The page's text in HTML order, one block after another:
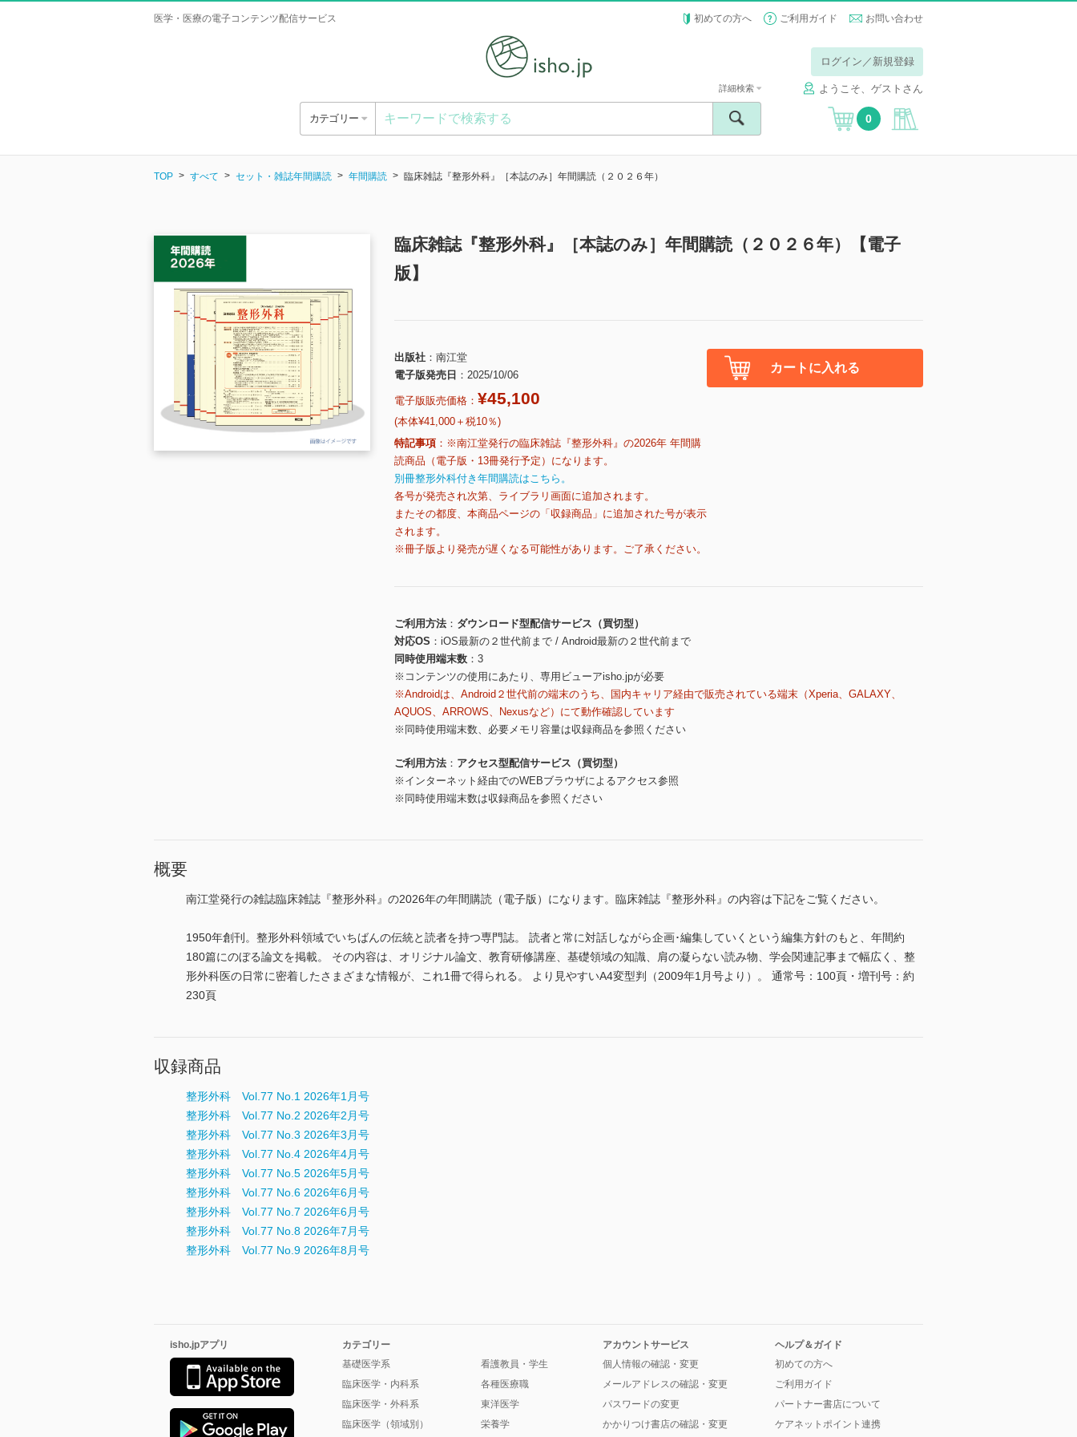
医学・医療の電子コンテンツ配信サービス 初めての方へ ご利用ガイド お問い合わせ
ログイン／新規登録
ようこそ、ゲストさん
カテゴリー
詳細検索
0
TOP すべて セット・雑誌年間購読 年間購読 臨床雑誌『整形外科』［本誌のみ］年間購読（２０２６年）
臨床雑誌『整形外科』［本誌のみ］年間購読（２０２６年）【電子
版】
出版社
南江堂
電子版発売日
2025/10/06
電子版販売価格： ¥45,100
(本体¥41,000＋税10％)
特記事項
※南江堂発行の臨床雑誌『整形外科』の2026年 年間購
読商品（電子版・13冊発行予定）になります。
別冊整形外科付き年間購読はこちら。
各号が発売され次第、ライブラリ画面に追加されます。
またその都度、本商品ページの「収録商品」に追加された号が表示
されます。
※冊子版より発売が遅くなる可能性があります。ご了承ください。
カートに入れる
ご利用方法
ダウンロード型配信サービス（買切型）
対応OS
iOS最新の２世代前まで / Android最新の２世代前まで
同時使用端末数
3
※コンテンツの使用にあたり、専用ビューアisho.jpが必要
※Androidは、Android２世代前の端末のうち、国内キャリア経由で販売されている端末（Xperia、GALAXY、
AQUOS、ARROWS、Nexusなど）にて動作確認しています
※同時使用端末数、必要メモリ容量は収録商品を参照ください
ご利用方法
アクセス型配信サービス（買切型）
※インターネット経由でのWEBブラウザによるアクセス参照
※同時使用端末数は収録商品を参照ください
概要
南江堂発行の雑誌臨床雑誌『整形外科』の2026年の年間購読（電子版）になります。臨床雑誌『整形外科』の内容は下記をご覧ください。
1950年創刊。整形外科領域でいちばんの伝統と読者を持つ専門誌。 読者と常に対話しながら企画･編集していくという編集方針のもと、年間約
180篇にのぼる論文を掲載。 その内容は、オリジナル論文、教育研修講座、基礎領域の知識、肩の凝らない読み物、学会関連記事まで幅広く、整
形外科医の日常に密着したさまざまな情報が、これ1冊で得られる。 より見やすいA4変型判（2009年1月号より）。 通常号：100頁・増刊号：約
230頁
収録商品
整形外科 Vol.77 No.1 2026年1月号
整形外科 Vol.77 No.2 2026年2月号
整形外科 Vol.77 No.3 2026年3月号
整形外科 Vol.77 No.4 2026年4月号
整形外科 Vol.77 No.5 2026年5月号
整形外科 Vol.77 No.6 2026年6月号
整形外科 Vol.77 No.7 2026年6月号
整形外科 Vol.77 No.8 2026年7月号
整形外科 Vol.77 No.9 2026年8月号
isho.jpアプリ
カテゴリー
基礎医学系
臨床医学・内科系
臨床医学・外科系
臨床医学（領域別）
看護教員・学生
各種医療職
東洋医学
栄養学
アカウントサービス
個人情報の確認・変更
メールアドレスの確認・変更
パスワードの変更
かかりつけ書店の確認・変更
ヘルプ＆ガイド
初めての方へ
ご利用ガイド
パートナー書店について
ケアネットポイント連携